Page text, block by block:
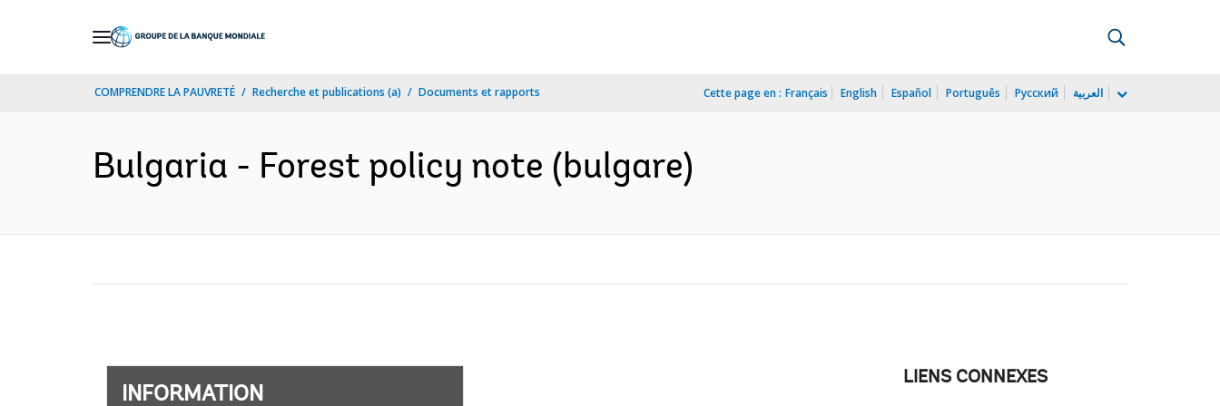
COMPRENDRE LA PAUVRETÉ Recherche et publications (a) Documents et rapports Cette page en : Français English Español Português Русский العربية
Bulgaria - Forest policy note (bulgare)
INFORMATION
LIENS CONNEXES